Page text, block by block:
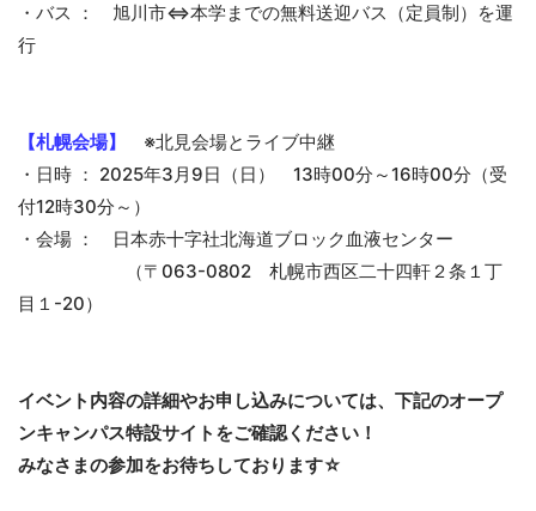
・バス ： 旭川市⇔本学までの無料送迎バス（定員制）を運
行
【札幌会場】
※北見会場とライブ中継
・日時 ： 2025年3月9日（日） 13時00分～16時00分（受
付12時30分～）
・会場 ： 日本赤十字社北海道ブロック血液センター
（〒063-0802 札幌市西区二十四軒２条１丁
目１-20）
イベント内容の詳細やお申し込みについては、下記のオープ
ンキャンパス特設サイトをご確認ください！
みなさまの参加をお待ちしております☆